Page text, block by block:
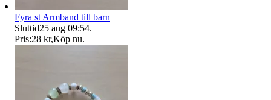
Fyra st Armband till barn
Sluttid25 aug 09:54.
Pris:28 kr,Köp nu.